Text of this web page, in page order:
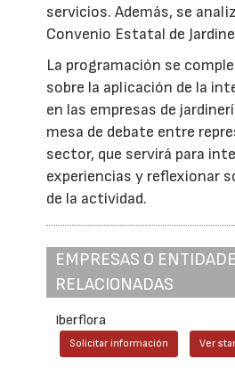
servicios. Además, se
Convenio Estatal de
La programación se
sobre la aplicación de la
en las empresas de
mesa de debate entre
sector, que servirá para
experiencias y reflexionar
de la actividad.
EMPRESAS O
RELACIONADAS
Iberflora
Solicitar información Ver